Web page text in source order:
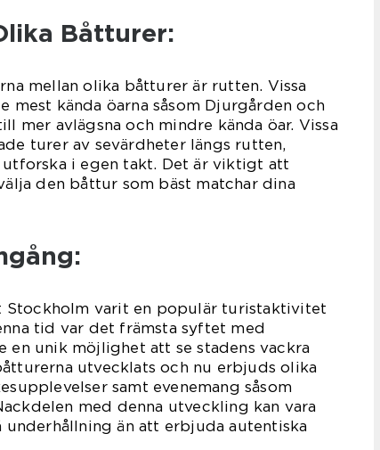
Båtturer:
mellan olika båtturer är rutten. Vissa
mest kända öarna såsom Djurgården och
mer avlägsna och mindre kända öar. Vissa
turer av sevärdheter längs rutten,
i egen takt. Det är viktigt att
den båttur som bäst matchar dina
varit en populär turistaktivitet
tid var det främsta syftet med
en unik möjlighet att se stadens vackra
utvecklats och nu erbjuds olika
samt evenemang såsom
med denna utveckling kan vara
än att erbjuda autentiska